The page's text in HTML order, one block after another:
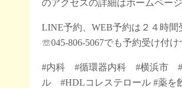
のアクセスの詳細はホームペー
LINE予約、WEB予約は２４時
☏045-806-5067でも予約受け付け
#内科 #循環器内科 #横浜市
ル #HDLコレステロール #薬